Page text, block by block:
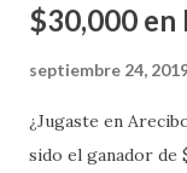
$30,000 en
septiembre 24,
¿Jugaste en
sido el ganador de